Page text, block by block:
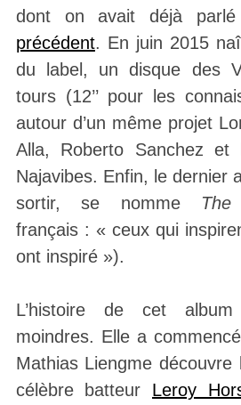
dont on avait déjà
précédent. En juin 2015
du label, un disque des
tours (12’’ pour les
autour d’un même projet
Alla, Roberto Sanchez et
Najavibes. Enfin, le dernier
sortir, se nomme
français : « ceux qui
ont inspiré »).
L’histoire de cet
moindres. Elle a
Mathias Liengme
célèbre batteur Leroy